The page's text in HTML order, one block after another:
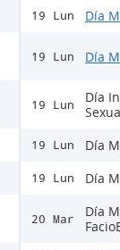
19 Lun Día
19 Lun Día
19 Lun
Día
19 Lun Día
19 Lun Día
20 Mar
Día